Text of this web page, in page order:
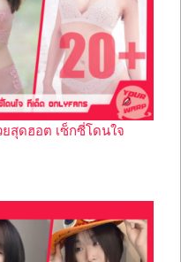
ยสุดฮอต เซ็กซี่โดนใจ